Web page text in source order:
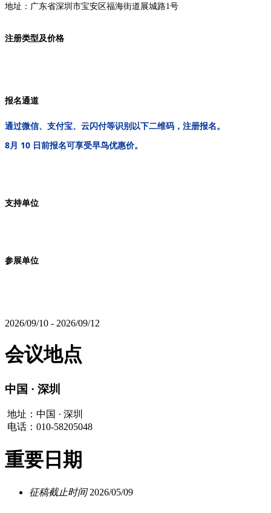
地址：广东省深圳市宝安区福海街道展城路1号
注册类型及价格
报名通道
通过微信、支付宝、云闪付等识别以下二维码，注册报名。
8月 10 日前报名可享受早鸟优惠价。
支持单位
参展单位
2026/09/10 - 2026/09/12
会议地点
中国 · 深圳
地址：中国 · 深圳
电话：010-58205048
重要日期
征稿截止时间 2026/05/09